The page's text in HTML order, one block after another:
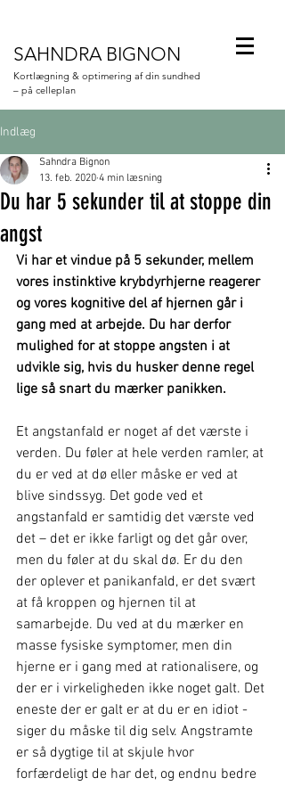
SAHNDRA BIGNON
Kortlægning & optimering af din sundhed
– på celleplan
Indlæg
Du har 5 sekunder til at stoppe din
angst
Sahndra Bignon
13. feb. 2020 4 min læsning
Vi har et vindue på 5 sekunder, mellem
vores instinktive krybdyrhjerne reagerer
og vores kognitive del af hjernen går i
gang med at arbejde. Du har derfor
mulighed for at stoppe angsten i at
udvikle sig, hvis du husker denne regel
lige så snart du mærker panikken.
Et angstanfald er noget af det værste i
verden. Du føler at hele verden ramler, at
du er ved at dø eller måske er ved at
blive sindssyg. Det gode ved et
angstanfald er samtidig det værste ved
det – det er ikke farligt og det går over,
men du føler at du skal dø. Er du den
der oplever et panikanfald, er det svært
at få kroppen og hjernen til at
samarbejde. Du ved at du mærker en
masse fysiske symptomer, men din
hjerne er i gang med at rationalisere, og
der er i virkeligheden ikke noget galt. Det
eneste der er galt er at du er en idiot -
siger du måske til dig selv. Angstramte
er så dygtige til at skjule hvor
forfærdeligt de har det, og endnu bedre